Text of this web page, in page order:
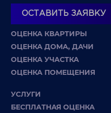
ОСТАВИТЬ ЗАЯВКУ
ОЦЕНКА КВАРТИРЫ
ОЦЕНКА ДОМА, ДАЧИ
ОЦЕНКА УЧАСТКА
ОЦЕНКА ПОМЕЩЕНИЯ
УСЛУГИ
БЕСПЛАТНАЯ ОЦЕНКА